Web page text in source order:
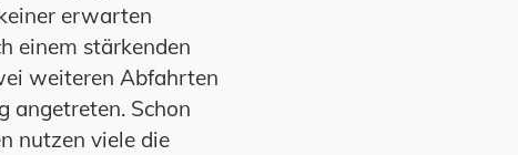
erwarten
einem stärkenden
weiteren Abfahrten
angetreten. Schon
nutzen viele die